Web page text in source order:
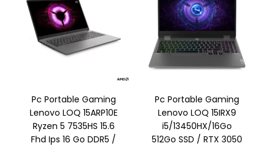
Pc Portable Gaming
Lenovo LOQ 15ARP10E
Ryzen 5 7535HS 15.6
Fhd Ips 16 Go DDR5 /
Pc Portable Gaming
Lenovo LOQ 15IRX9
i5/13450HX/16Go
512Go SSD / RTX 3050